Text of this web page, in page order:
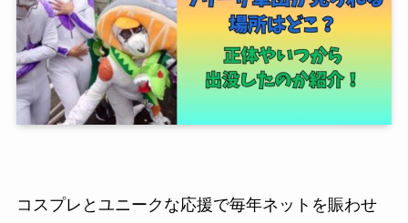
コスプレとユニークな応援で毎年ネットを賑わせ